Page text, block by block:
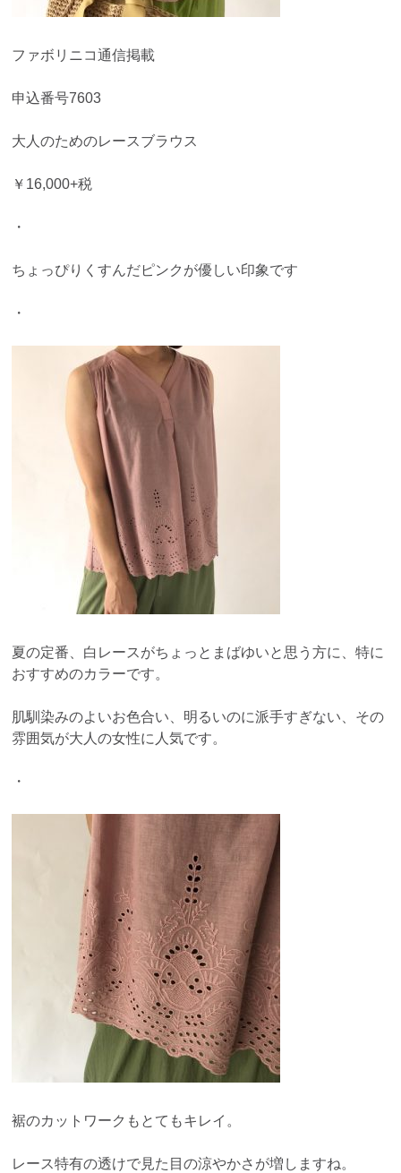
ファボリニコ通信掲載
申込番号7603
大人のためのレースブラウス
￥16,000+税
・
ちょっぴりくすんだピンクが優しい印象です
・
夏の定番、白レースがちょっとまばゆいと思う方に、特に
おすすめのカラーです。
肌馴染みのよいお色合い、明るいのに派手すぎない、その
雰囲気が大人の女性に人気です。
・
裾のカットワークもとてもキレイ。
レース特有の透けで見た目の涼やかさが増しますね。